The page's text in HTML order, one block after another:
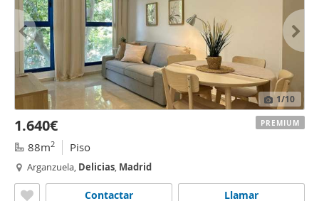
1/10
1.640€
88m2 Piso
Arganzuela, Delicias, Madrid
Llamar
Contactar
PREMIUM